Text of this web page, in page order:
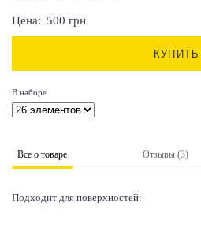
Цена: 500 грн
КУПИТЬ
В наборе
Все о товаре Отзывы (3)
Подходит для поверхностей: